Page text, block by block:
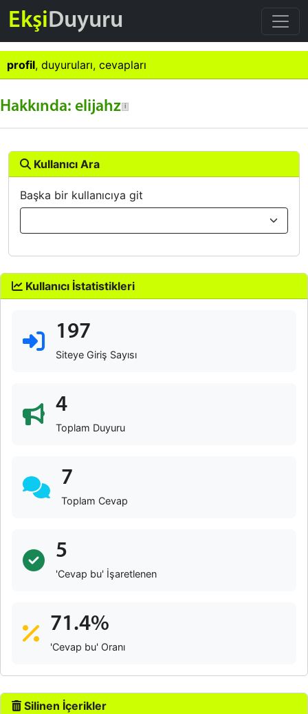
EkşiDuyuru
profil, duyuruları, cevapları
Hakkında: elijahz
Kullanıcı Ara
Başka bir kullanıcıya git
Kullanıcı İstatistikleri
197
Siteye Giriş Sayısı
4
Toplam Duyuru
7
Toplam Cevap
5
'Cevap bu' İşaretlenen
71.4%
'Cevap bu' Oranı
Silinen İçerikler